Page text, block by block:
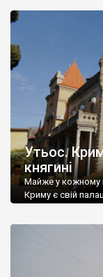
Утьос.
княгині
Майже у кожному
Криму є свій